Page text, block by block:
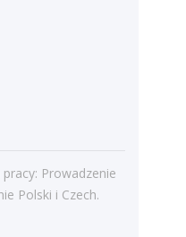
Prowadzenie
Polski i Czech.